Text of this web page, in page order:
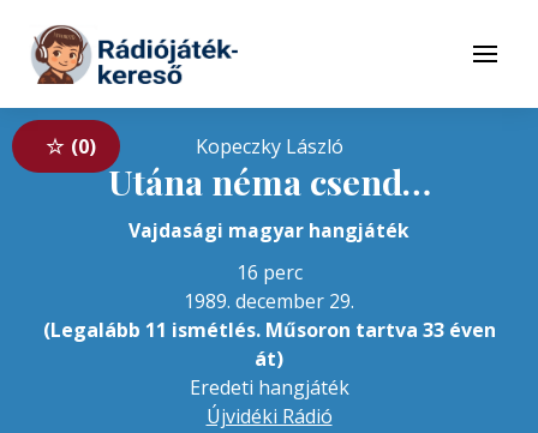
Tovább a tartalomhoz
Menü
0 Kopeczky László
Utána néma csend…
Vajdasági magyar hangjáték
16 perc
1989. december 29.
(Legalább 11 ismétlés. Műsoron tartva 33 éven
át)
Eredeti hangjáték
Újvidéki Rádió